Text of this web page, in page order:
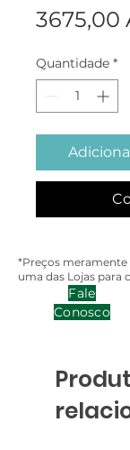
3675,00
Quantidade *
*Preços
uma das Lojas para
Fale
Conosco